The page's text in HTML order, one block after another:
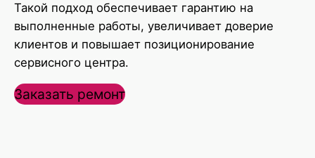
Такой подход обеспечивает гарантию на
выполненные работы, увеличивает доверие
клиентов и повышает позиционирование
сервисного центра.
Заказать ремонт